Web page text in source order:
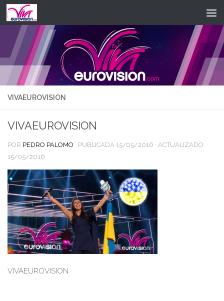
Saltar al contenido
VIVAEUROVISION
VIVAEUROVISION
POR PEDRO PALOMO · PUBLICADA 15/05/2016 · ACTUALIZADO
15/05/2016
VIVAEUROVISION